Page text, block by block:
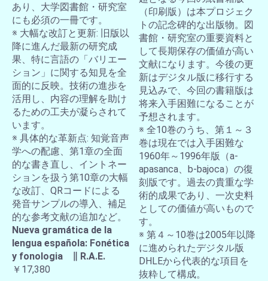
あり、大学図書館・研究室
にも必須の一冊です。
※ 大幅な改訂と更新: 旧版以
降に進んだ最新の研究成
果、特に言語の「バリエー
ション」に関する知見を全
面的に反映。技術の進歩を
活用し、内容の理解を助け
るための工夫が凝らされて
います。
※ 具体的な革新点: 知覚音声
学への配慮、第1章の全面
的な書き直し、イントネー
ションを扱う第10章の大幅
な改訂、QRコードによる
発音サンプルの導入、補足
的な参考文献の追加など。
Nueva gramática de la
lengua española: Fonética
y fonologia ∥ R.A.E.
￥17,380
（印刷版）は本プロジェク
トの記念碑的な出版物。図
書館・研究室の重要資料と
して長期保存の価値が高い
文献になります。今後の更
新はデジタル版に移行する
見込みで、今回の書籍版は
将来入手困難になることが
予想されます。
※ 全10巻のうち、第１～３
巻は現在では入手困難な
1960年～1996年版（a-
apasanca、b-bajoca）の復
刻版です。過去の貴重な学
術的成果であり、一次史料
としての価値が高いもので
す。
※ 第４～10巻は2005年以降
に進められたデジタル版
DHLEから代表的な項目を
抜粋して構成。